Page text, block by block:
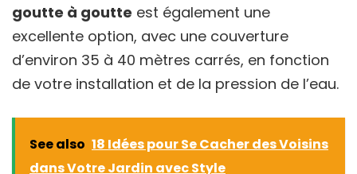
goutte à goutte est également une
excellente option, avec une couverture
d’environ 35 à 40 mètres carrés, en fonction
de votre installation et de la pression de l’eau.
See also 18 Idées pour Se Cacher des Voisins
dans Votre Jardin avec Style